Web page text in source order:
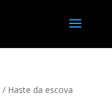
/ Haste da escova